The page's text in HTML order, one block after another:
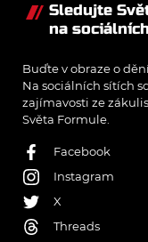
Sledujte
na
Buďte v obraze o
Na sociálních sítích
zajímavosti ze
Světa Formule.
Facebook
Instagram
X
Threads